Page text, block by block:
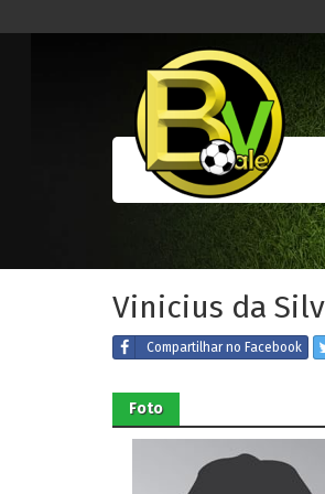
Vinicius da
Compartilharno Facebook
Foto